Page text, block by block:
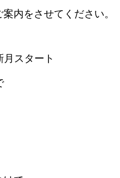
内をさせてください。
月スタート